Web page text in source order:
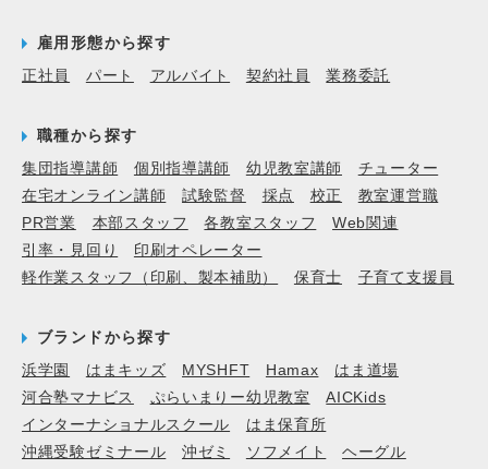
雇用形態から探す
正社員
パート アルバイト 契約社員 業務委託
職種から探す
集団指導講師
個別指導講師 幼児教室講師
チューター
在宅オンライン講師
試験監督 採点 校正
教室運営職
PR営業
本部スタッフ 各教室スタッフ
Web関連
引率・見回り
印刷オペレーター
軽作業スタッフ（印刷、製本補助）
保育士 子育て支援員
ブランドから探す
浜学園
はまキッズ MYSHFT Hamax
はま道場
河合塾マナビス
ぷらいまりー幼児教室
AICKids
インターナショナルスクール
はま保育所
沖縄受験ゼミナール
沖ゼミ ソフメイト ヘーグル